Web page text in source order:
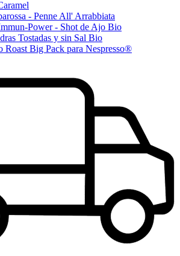
- Penne All' Arrabbiata
Power - Shot de Ajo Bio
Tostadas y sin Sal Bio
Roast Big Pack para Nespresso®